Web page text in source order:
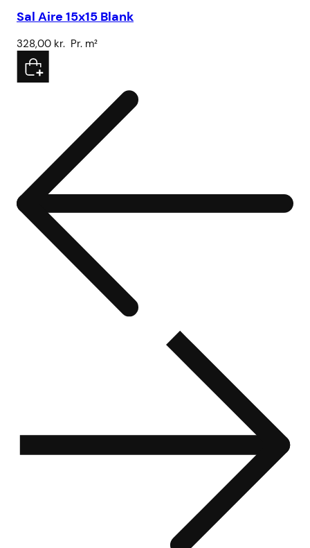
Sal Aire 15x15 Blank
328,00 kr. Pr. m²